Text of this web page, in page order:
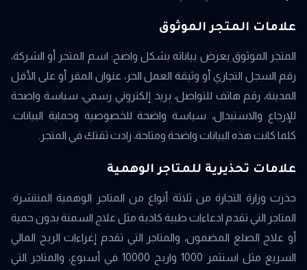
علامات المتجر الموثوق
المتجر الموثوق يعرض بياناته بشكل واضح: اسم المتجر أو الشركة،
رقم السجل التجاري أو وثيقة العمل الحر، عنوان المقر أو على الأقل
المدينة، رقم هاتف للتواصل، بريد إلكتروني رسمي، سياسة واضحة
للإرجاع والاستبدال، سياسة واضحة للخصوصية وحماية البيانات.
كلما كانت هذه البيانات واضحة ومتاحة، زادت ثقتك في المتجر.
علامات تحذيرية للمتاجر الوهمية
حذرت وزارة التجارة من ثلاثة أنواع من المتاجر الوهمية المنتشرة:
المتاجر التي تقدم ادعاءات طبية كاذبة مثل علاج السمنة بدون حمية
أو علاج الصلع المضمون، والمتاجر التي تقدم إغراءات الربح المالي
السريع مثل استثمر 1000 واربح 10000 في أسبوع، والمتاجر التي